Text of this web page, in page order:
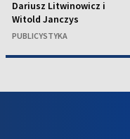
Dariusz Litwinowicz i
Witold Janczys
PUBLICYSTYKA